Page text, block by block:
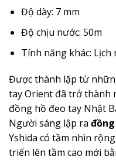
Độ dày: 7 mm
Độ chịu nước: 50m
Tính năng khác: Lịch
Được thành lặp từ
tay Orient đã trở thành
đồng hồ đeo tay Nhật
Người sáng lập ra
Yshida có tầm nhìn
triển lên tầm cao mới